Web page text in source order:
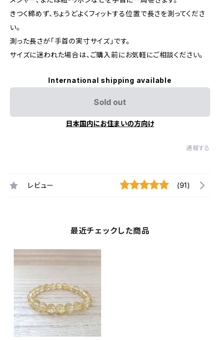
きつく締めず、ちょうどよくフィットする位置で長さを測ってくださ
い。
測った長さが「手首の実寸サイズ」です。
サイズに迷われた場合は、ご購入前にお気軽にご相談ください。
International shipping available
Sold out
日本国内にお住まいの方向け
通報する
レビュー (91)
最近チェックした商品